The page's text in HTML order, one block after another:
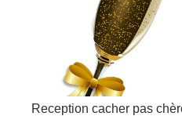
Reception cacher pas